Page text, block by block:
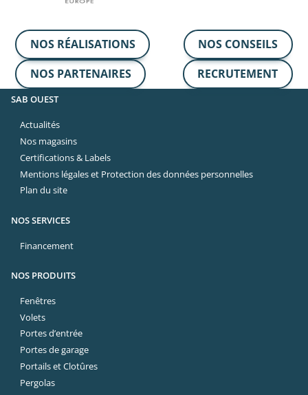
NOS RÉALISATIONS
NOS CONSEILS
NOS PARTENAIRES
RECRUTEMENT
SAB OUEST
Actualités
Nos magasins
Certifications & Labels
Mentions légales et Protection des données personnelles
Plan du site
NOS SERVICES
Financement
NOS PRODUITS
Fenêtres
Volets
Portes d’entrée
Portes de garage
Portails et Clotûres
Pergolas